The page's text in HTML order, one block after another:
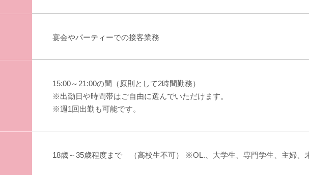
宴会やパーティーでの接客業務
15:00～21:00の間（原則として2時間勤務）
※出勤日や時間帯はご自由に選んでいただけます。
※週1回出勤も可能です。
18歳～35歳程度まで （高校生不可） ※OL.、大学生、専門学生、主婦、